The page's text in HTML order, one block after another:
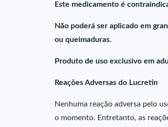
Este medicamento é
Não poderá ser aplicado em
ou queimaduras.
Produto de uso exclusivo em
Reações Adversas do Lucretin
Nenhuma reação adversa pelo
o momento. Entretanto, as